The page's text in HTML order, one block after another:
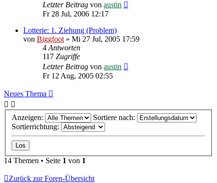
Letzter Beitrag von austin
Fr 28 Jul, 2006 12:17
Lotterie: 1. Ziehung (Problem)
von Biggfoot» Mi 27 Jul, 2005 17:59
4Antworten
117 Zugriffe
Letzter Beitrag von austin
Fr 12 Aug, 2005 02:55
Neues Thema
Anzeigen:
Sortiere nach:
Sortierrichtung:
14 Themen • Seite 1 von 1
Zurück zur Foren-Übersicht